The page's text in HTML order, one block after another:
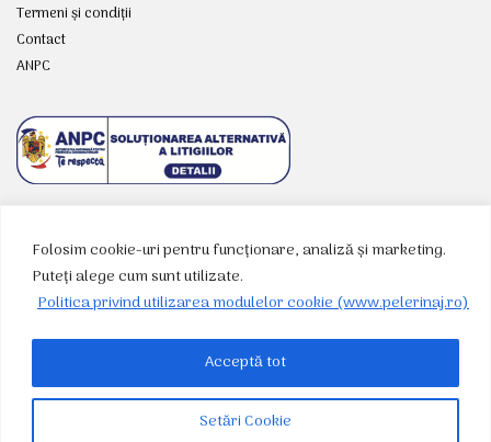
Folosim cookie-uri pentru funcționare, analiză și marketing.
Puteți alege cum sunt utilizate.
Politica privind utilizarea modulelor cookie (www.pelerinaj.ro)
Setări Cookie
Acceptă tot
Termeni și condiții
Contact
ANPC
RETELE SOCIALE